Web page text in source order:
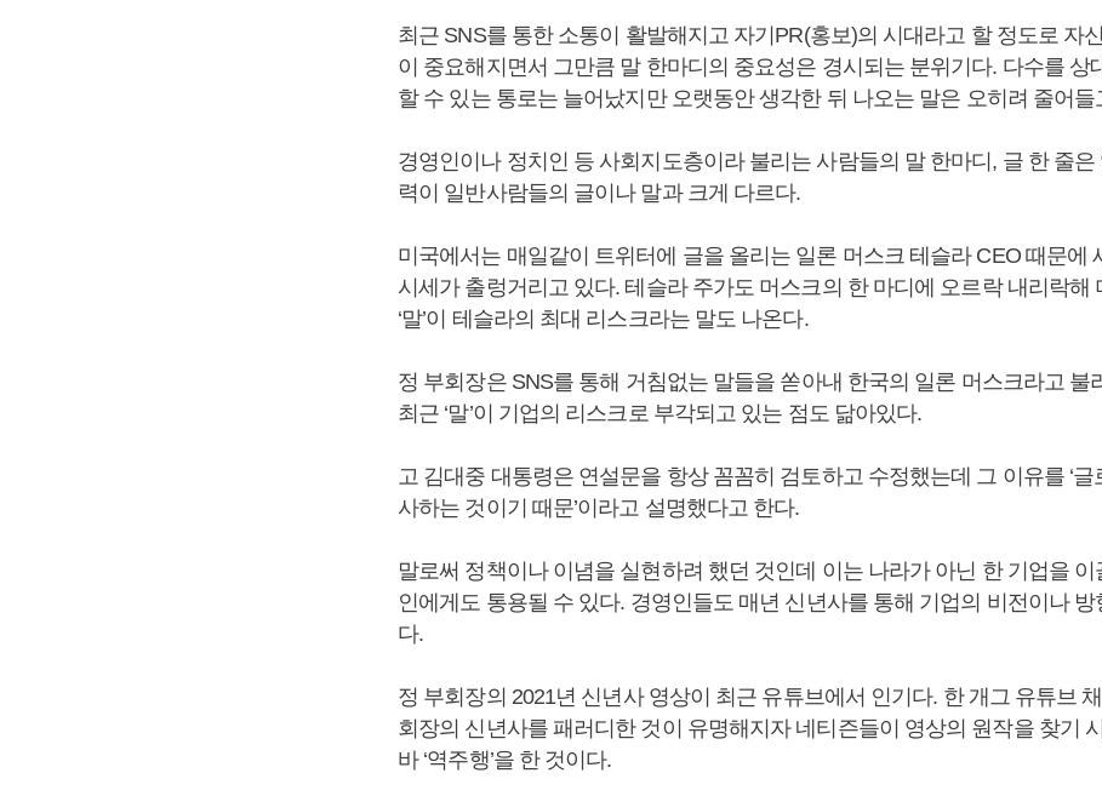
최근 SNS를 통한 소통이 활발해지고 자기PR(홍보)의 시대라고 할 정도로 자
이 중요해지면서 그만큼 말 한마디의 중요성은 경시되는 분위기다. 다수를 상
할 수 있는 통로는 늘어났지만 오랫동안 생각한 뒤 나오는 말은 오히려 줄어들
경영인이나 정치인 등 사회지도층이라 불리는 사람들의 말 한마디, 글 한 줄
력이 일반사람들의 글이나 말과 크게 다르다.
미국에서는 매일같이 트위터에 글을 올리는 일론 머스크 테슬라 CEO 때문에
시세가 출렁거리고 있다. 테슬라 주가도 머스크의 한 마디에 오르락 내리락해
‘말’이 테슬라의 최대 리스크라는 말도 나온다.
정 부회장은 SNS를 통해 거침없는 말들을 쏟아내 한국의 일론 머스크라고 불
최근 ‘말’이 기업의 리스크로 부각되고 있는 점도 닮아있다.
고 김대중 대통령은 연설문을 항상 꼼꼼히 검토하고 수정했는데 그 이유를 ‘글
사하는 것이기 때문’이라고 설명했다고 한다.
말로써 정책이나 이념을 실현하려 했던 것인데 이는 나라가 아닌 한 기업을 이
인에게도 통용될 수 있다. 경영인들도 매년 신년사를 통해 기업의 비전이나
다.
정 부회장의 2021년 신년사 영상이 최근 유튜브에서 인기다. 한 개그 유튜브
회장의 신년사를 패러디한 것이 유명해지자 네티즌들이 영상의 원작을 찾기
바 ‘역주행’을 한 것이다.